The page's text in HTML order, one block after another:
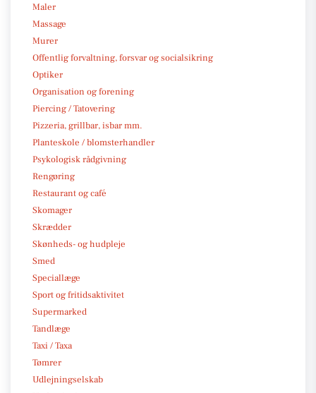
Maler
Massage
Murer
Offentlig forvaltning, forsvar og socialsikring
Optiker
Organisation og forening
Piercing / Tatovering
Pizzeria, grillbar, isbar mm.
Planteskole / blomsterhandler
Psykologisk rådgivning
Rengøring
Restaurant og café
Skomager
Skrædder
Skønheds- og hudpleje
Smed
Speciallæge
Sport og fritidsaktivitet
Supermarked
Tandlæge
Taxi / Taxa
Tømrer
Udlejningselskab